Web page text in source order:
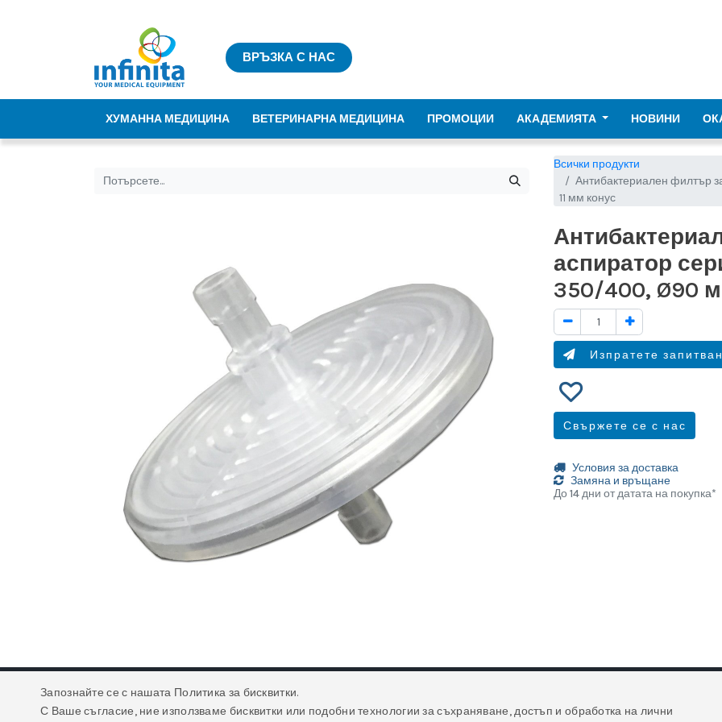
ВРЪЗКА С НАС
ХУМАННА МЕДИЦИНА ВЕТЕРИНАРНА МЕДИЦИНА ПРОМОЦИИ АКАДЕМИЯТА НОВИНИ
Всички продукти
Антибактериален филтър
11 мм конус
аспиратор
350/400, Ø90
Изпратете
Свържете се с нас
Условия за доставка
Замяна и връщане
До 14 дни от датата на покупка*
Запознайте се с нашата Политика за бисквитки.
С Ваше съгласие, ние използваме бисквитки или подобни технологии за съхраняване, достъп и обработка на лични